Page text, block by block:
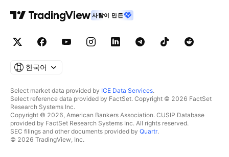
사람이 만든
한국어
Select market data provided by ICE Data Services.
Select reference data provided by FactSet. Copyright © 2026 FactSet
Research Systems Inc.
Copyright © 2026, American Bankers Association. CUSIP Database
provided by FactSet Research Systems Inc. All rights reserved.
SEC filings and other documents provided by Quartr.
© 2026 TradingView, Inc.